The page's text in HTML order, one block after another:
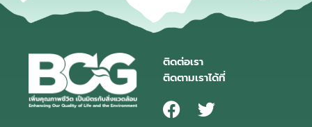
ติดต่อเรา
ติดตามเราได้ที่